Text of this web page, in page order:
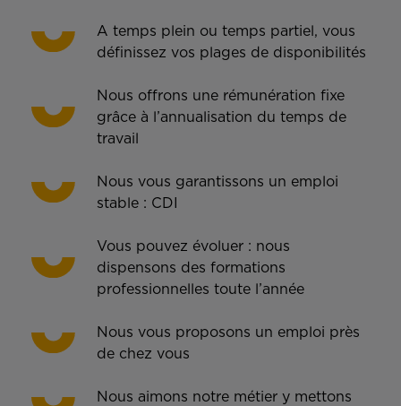
A temps plein ou temps partiel, vous
définissez vos plages de disponibilités
Nous offrons une rémunération fixe
grâce à l’annualisation du temps de
travail
Nous vous garantissons un emploi
stable : CDI
Vous pouvez évoluer : nous
dispensons des formations
professionnelles toute l’année
Nous vous proposons un emploi près
de chez vous
Nous aimons notre métier y mettons